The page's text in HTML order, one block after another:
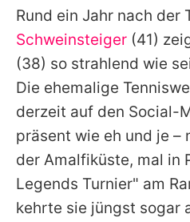
Alle Themen
App
Rund ein Jahr nach der
Schweinsteiger (41)
(38) so strahlend wie
Die ehemalige
derzeit auf den Social-
präsent wie eh und je –
der Amalfiküste, mal in
Legends Turnier" am
kehrte sie jüngst sogar